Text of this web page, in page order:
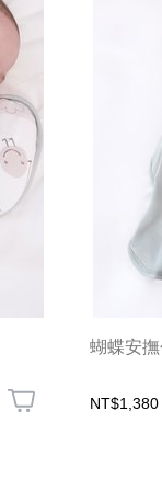
蝴蝶安
NT$1,380